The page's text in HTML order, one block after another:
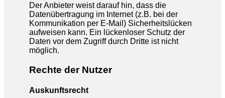
Der Anbieter weist darauf hin, dass die
Datenübertragung im Internet (z.B. bei der
Kommunikation per E-Mail) Sicherheitslücken
aufweisen kann. Ein lückenloser Schutz der
Daten vor dem Zugriff durch Dritte ist nicht
möglich.
Rechte der Nutzer
Auskunftsrecht